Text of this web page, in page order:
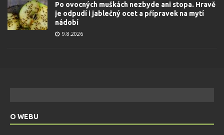
Po ovocných muškách nezbyde ani stopa. Hravě
je odpudí i jablečný ocet a přípravek na mytí
nádobí
9.8.2026
O WEBU